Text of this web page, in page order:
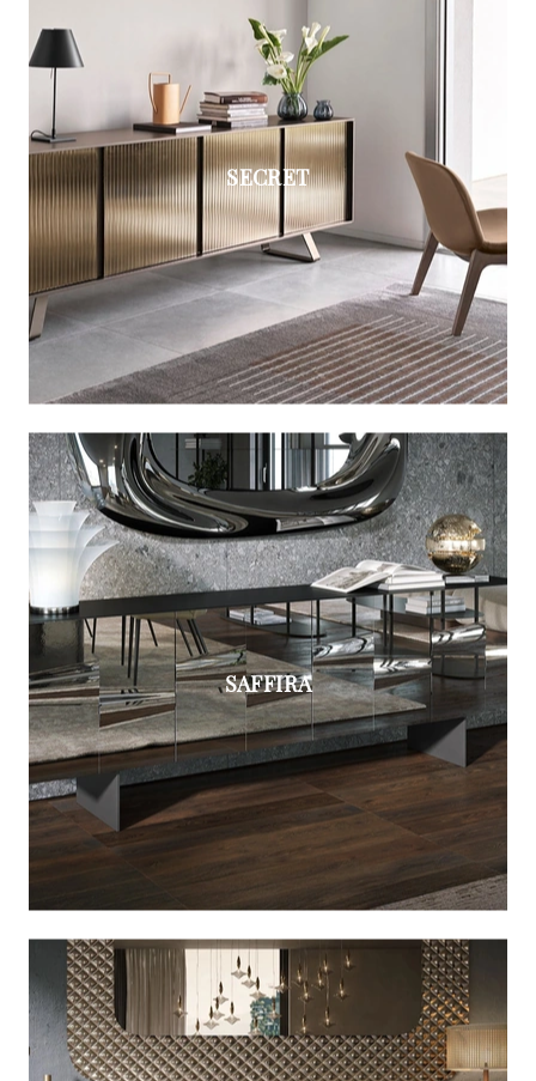
SECRET
SAFFIRA